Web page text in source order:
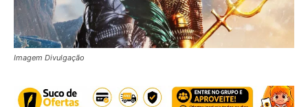
Imagem Divulgação